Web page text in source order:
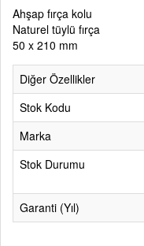
Ahşap fırça kolu
Naturel tüylü fırça
50 x 210 mm
Diğer Özellikler
Stok Kodu
Marka
Stok Durumu
Garanti (Yıl)